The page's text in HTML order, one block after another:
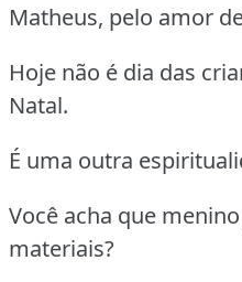
Matheus, pelo amor
Hoje não é dia das
Natal.
É uma outra
Você acha que
materiais?